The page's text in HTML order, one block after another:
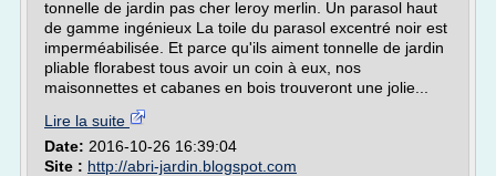
tonnelle de jardin pas cher leroy merlin. Un parasol haut
de gamme ingénieux La toile du parasol excentré noir est
imperméabilisée. Et parce qu'ils aiment tonnelle de jardin
pliable florabest tous avoir un coin à eux, nos
maisonnettes et cabanes en bois trouveront une jolie...
Lire la suite
Date: 2016-10-26 16:39:04
Site : http://abri-jardin.blogspot.com